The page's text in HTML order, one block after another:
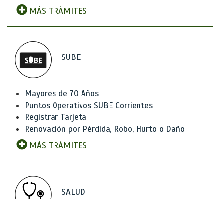
MÁS TRÁMITES
SUBE
Mayores de 70 Años
Puntos Operativos SUBE Corrientes
Registrar Tarjeta
Renovación por Pérdida, Robo, Hurto o Daño
MÁS TRÁMITES
SALUD